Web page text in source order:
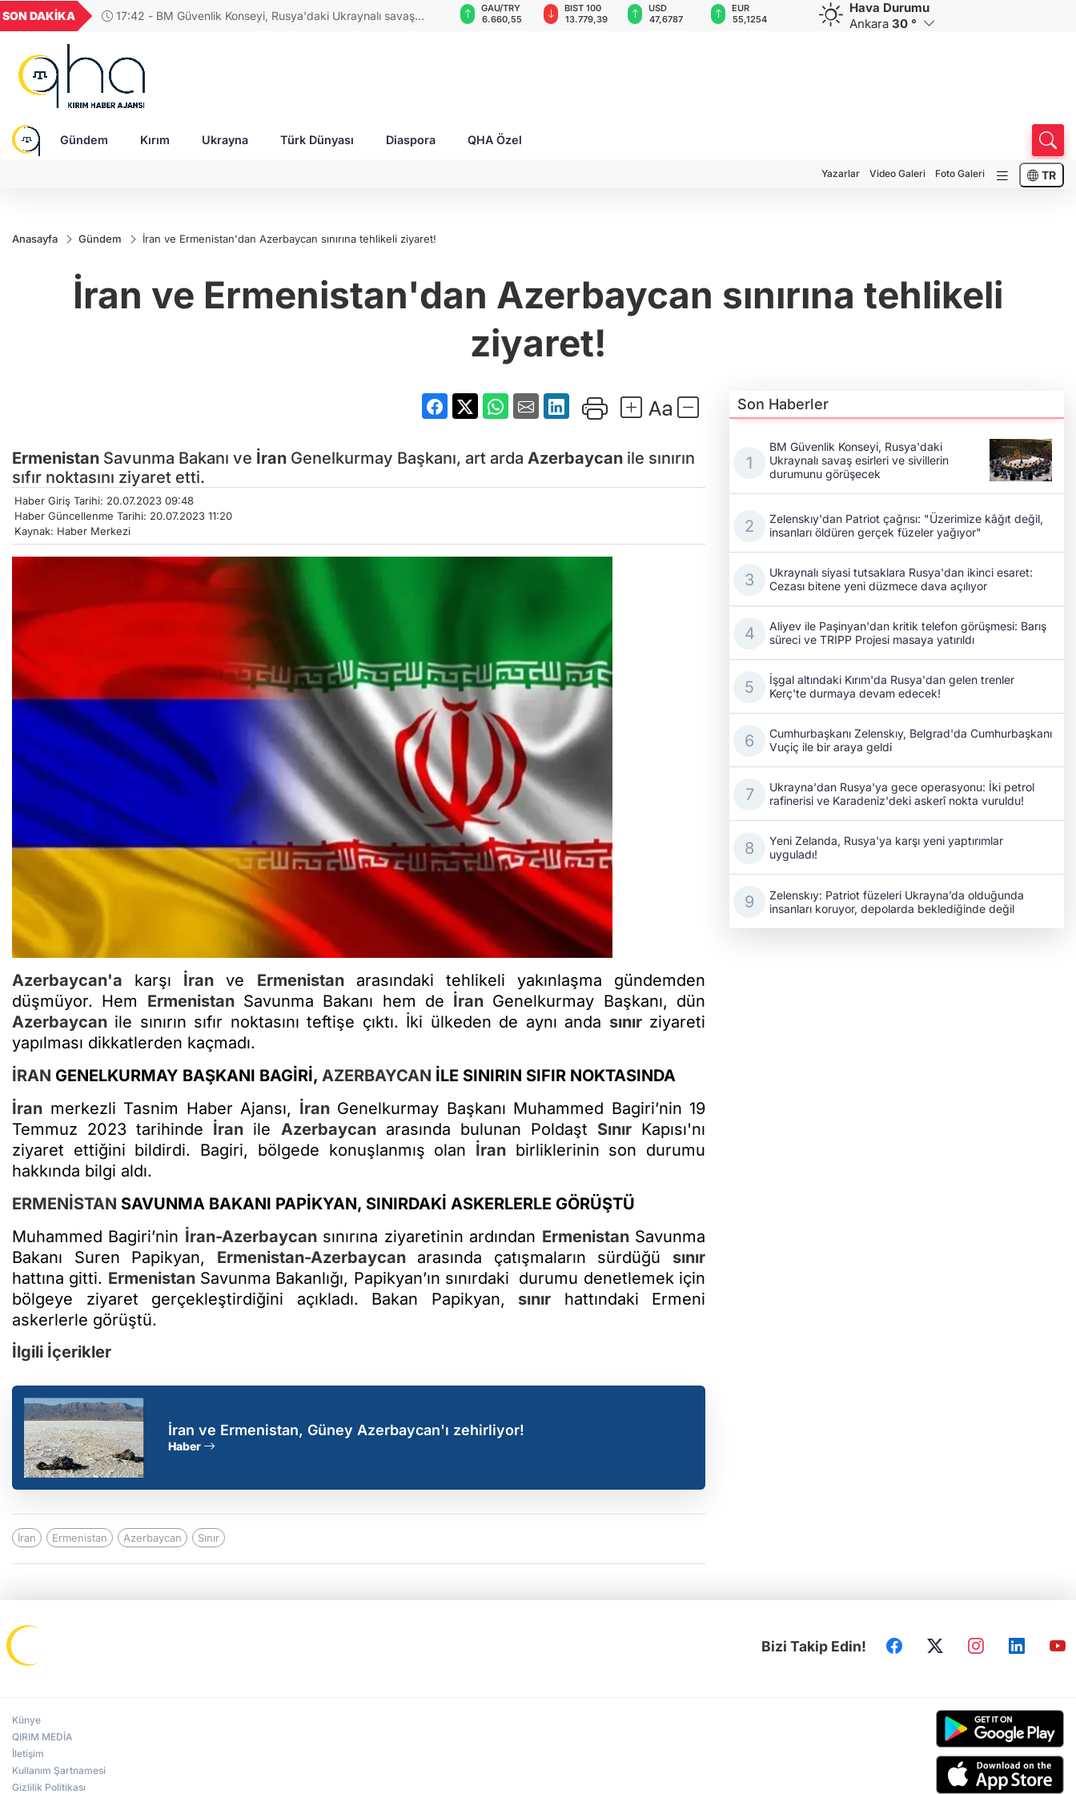
SON DAKİKA
17:23 - Zelenskıy'dan Patriot çağrısı: "Üzerimize kâğıt değil,
1,1849
GEL
18,2677
16,3788
27,9743
0,0018
GAU/TRY
6.660,55
BIST 100
13.779,39
USD
47,6787
55,1254
CHF
59,0083
Hava Durumu
Ankara 30 °
Gündem Kırım Ukrayna Türk Dünyası Diaspora QHA Özel
Yazarlar Video Galeri Foto Galeri TR
Anasayfa Gündem İran ve Ermenistan'dan Azerbaycan sınırına tehlikeli ziyaret!
İran ve Ermenistan'dan Azerbaycan sınırına tehlikeli
ziyaret!
Ermenistan Savunma Bakanı ve İran Genelkurmay Başkanı, art arda Azerbaycan ile sınırın
sıfır noktasını ziyaret etti.
Haber Giriş Tarihi: 20.07.2023 09:48
Haber Güncellenme Tarihi: 20.07.2023 11:20
Kaynak: Haber Merkezi
Azerbaycan'a karşı İran ve Ermenistanarasındaki tehlikeli yakınlaşma gündemden
düşmüyor. Hem ErmenistanSavunma Bakanı hem de İran Genelkurmay Başkanı, dün
Azerbaycan ile sınırın sıfır noktasını teftişe çıktı. İki ülkeden de aynı anda sınırziyareti
yapılması dikkatlerden kaçmadı.
İRAN GENELKURMAY BAŞKANI BAGİRİ, AZERBAYCAN İLE SINIRIN SIFIR NOKTASINDA
İran merkezli Tasnim Haber Ajansı, İranGenelkurmay Başkanı Muhammed Bagiri’nin 19
Temmuz 2023 tarihinde İran ile Azerbaycanarasında bulunan Poldaşt SınırKapısı'nı
ziyaret ettiğini bildirdi. Bagiri, bölgede konuşlanmış olan İranbirliklerinin son durumu
hakkında bilgi aldı.
ERMENİSTAN SAVUNMA BAKANI PAPİKYAN, SINIRDAKİ ASKERLERLE GÖRÜŞTÜ
Muhammed Bagiri’nin İran-Azerbaycansınırına ziyaretinin ardından ErmenistanSavunma
Bakanı Suren Papikyan, Ermenistan-Azerbaycanarasında çatışmaların sürdüğü sınır
hattına gitti. ErmenistanSavunma Bakanlığı, Papikyan’ın sınırdaki durumu denetlemek için
bölgeye ziyaret gerçekleştirdiğini açıkladı. Bakan Papikyan, sınır hattındaki Ermeni
askerlerle görüştü.
İlgili İçerikler
İran ve Ermenistan, Güney Azerbaycan'ı zehirliyor!
Haber
İran Ermenistan Azerbaycan Sınır
Son Haberler
BM Güvenlik Konseyi, Rusya'daki
Ukraynalı savaş esirleri ve sivillerin
durumunu görüşecek
Zelenskıy'dan Patriot çağrısı: "Üzerimize kâğıt değil,
insanları öldüren gerçek füzeler yağıyor"
Ukraynalı siyasi tutsaklara Rusya'dan ikinci esaret:
Cezası bitene yeni düzmece dava açılıyor
Aliyev ile Paşinyan'dan kritik telefon görüşmesi: Barış
süreci ve TRIPP Projesi masaya yatırıldı
İşgal altındaki Kırım'da Rusya'dan gelen trenler
Kerç'te durmaya devam edecek!
Cumhurbaşkanı Zelenskıy, Belgrad'da Cumhurbaşkanı
Vuçiç ile bir araya geldi
Ukrayna'dan Rusya'ya gece operasyonu: İki petrol
rafinerisi ve Karadeniz'deki askerî nokta vuruldu!
Yeni Zelanda, Rusya'ya karşı yeni yaptırımlar
uyguladı!
Zelenskıy: Patriot füzeleri Ukrayna’da olduğunda
insanları koruyor, depolarda beklediğinde değil
Bizi Takip Edin!
Künye
QIRIM MEDİA
İletişim
Kullanım Şartnamesi
Gizlilik Politikası